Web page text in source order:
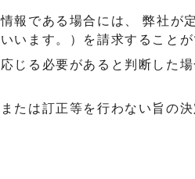
報である場合には、 弊社が
います。）を請求することが
じる必要があると判断した
たは訂正等を行わない旨の